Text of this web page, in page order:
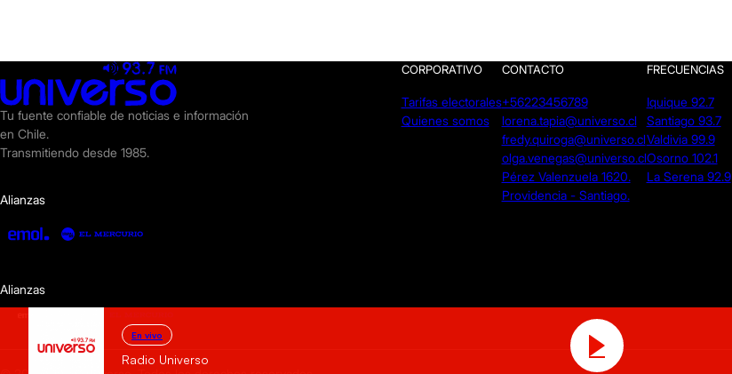
En vivo
Radio Universo
Tu fuente confiable de noticias e información
en Chile.
Transmitiendo desde 1985.
Alianzas
CORPORATIVO
Tarifas electorales
Quienes somos
CONTACTO
+56223456789
lorena.tapia@universo.cl
fredy.quiroga@universo.cl
olga.venegas@universo.cl
Pérez Valenzuela 1620.
Providencia - Santiago.
FRECUENCIAS
Iquique 92.7
Santiago 93.7
Valdivia 99.9
Osorno 102.1
La Serena 92.9
Alianzas